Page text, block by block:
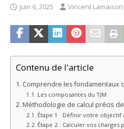
juin 6, 2025 Vincent Lamaison
Contenu de l'article
Comprendre les fondamentaux
Les composantes du TJM
Méthodologie de calcul précis de
Étape 1 : Définir votre objectif
Étape 2 : Calculer vos charges